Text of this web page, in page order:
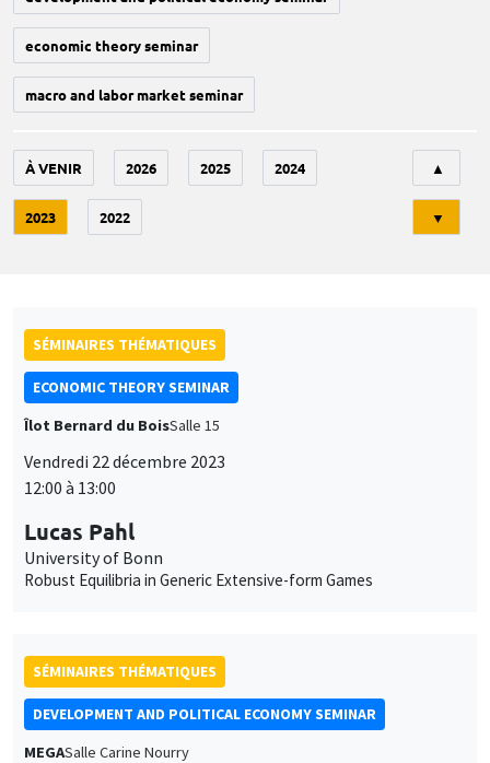
economic theory seminar
macro and labor market seminar
À VENIR 2026 2025 2024
2023 2022
▲
▼
SÉMINAIRES THÉMATIQUES
ECONOMIC THEORY SEMINAR
Îlot Bernard du BoisSalle 15
Vendredi 22 décembre 2023
12:00 à 13:00
Lucas Pahl
University of Bonn
Robust Equilibria in Generic Extensive-form Games
SÉMINAIRES THÉMATIQUES
DEVELOPMENT AND POLITICAL ECONOMY SEMINAR
MEGASalle Carine Nourry